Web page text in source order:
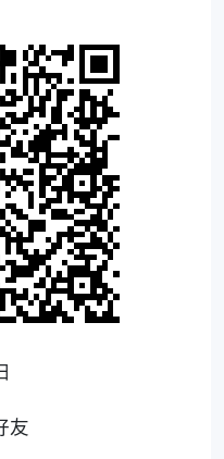
友